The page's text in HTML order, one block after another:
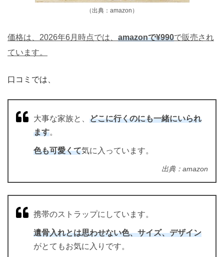
（出典：amazon）
価格は、2026年6月時点では、 amazonで¥990で販売され
ています。
口コミでは、
大事な家族と、 どこに行くのにも一緒にいられ
ます。
色も可愛くて気に入っています。
出典：amazon
携帯のストラップにしています。
遺骨入れとは思わせない色、サイズ、デザイン
がとてもお気に入りです。